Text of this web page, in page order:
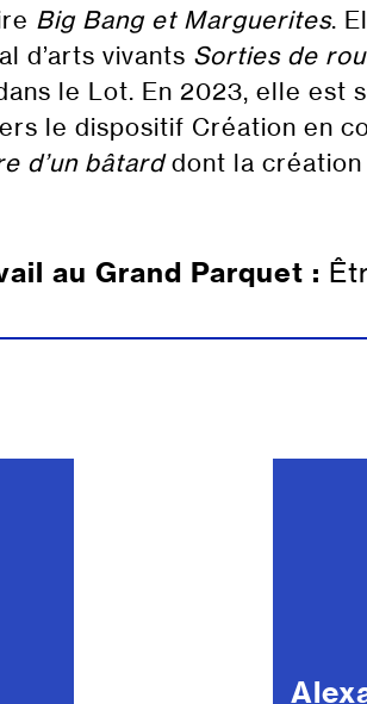
Big Bang et Marguerites.
d’arts vivants Sorties de
le Lot. En 2023, elle est
le dispositif Création en
d’un bâtarddont la création
au Grand Parquet :